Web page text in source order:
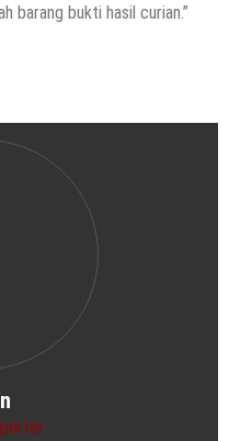
barang bukti hasil curian.”